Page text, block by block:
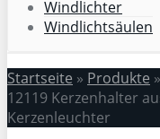
Windlichter
Windlichtsäulen
Startseite » Produkte »
12119 Kerzenhalter
Kerzenleuchter